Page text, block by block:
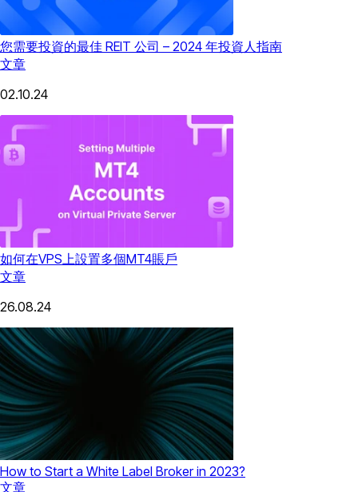
您需要投資的最佳 REIT 公司 – 2024 年投資人指南
文章
02.10.24
如何在VPS上設置多個MT4賬戶
文章
26.08.24
How to Start a White Label Broker in 2023?
文章